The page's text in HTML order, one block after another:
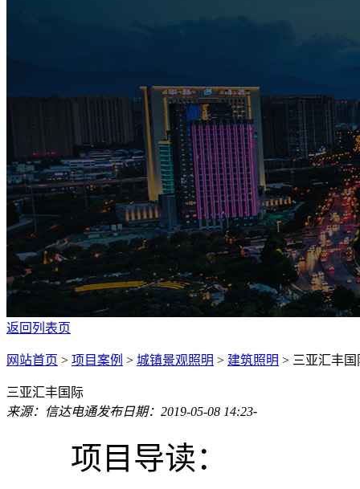
返回列表页
网站首页 > 项目案例 > 城镇景观照明 > 建筑照明 > 三亚汇丰国
三亚汇丰国际
来源：信达电通发布日期：2019-05-08 14:23-
项目导读：